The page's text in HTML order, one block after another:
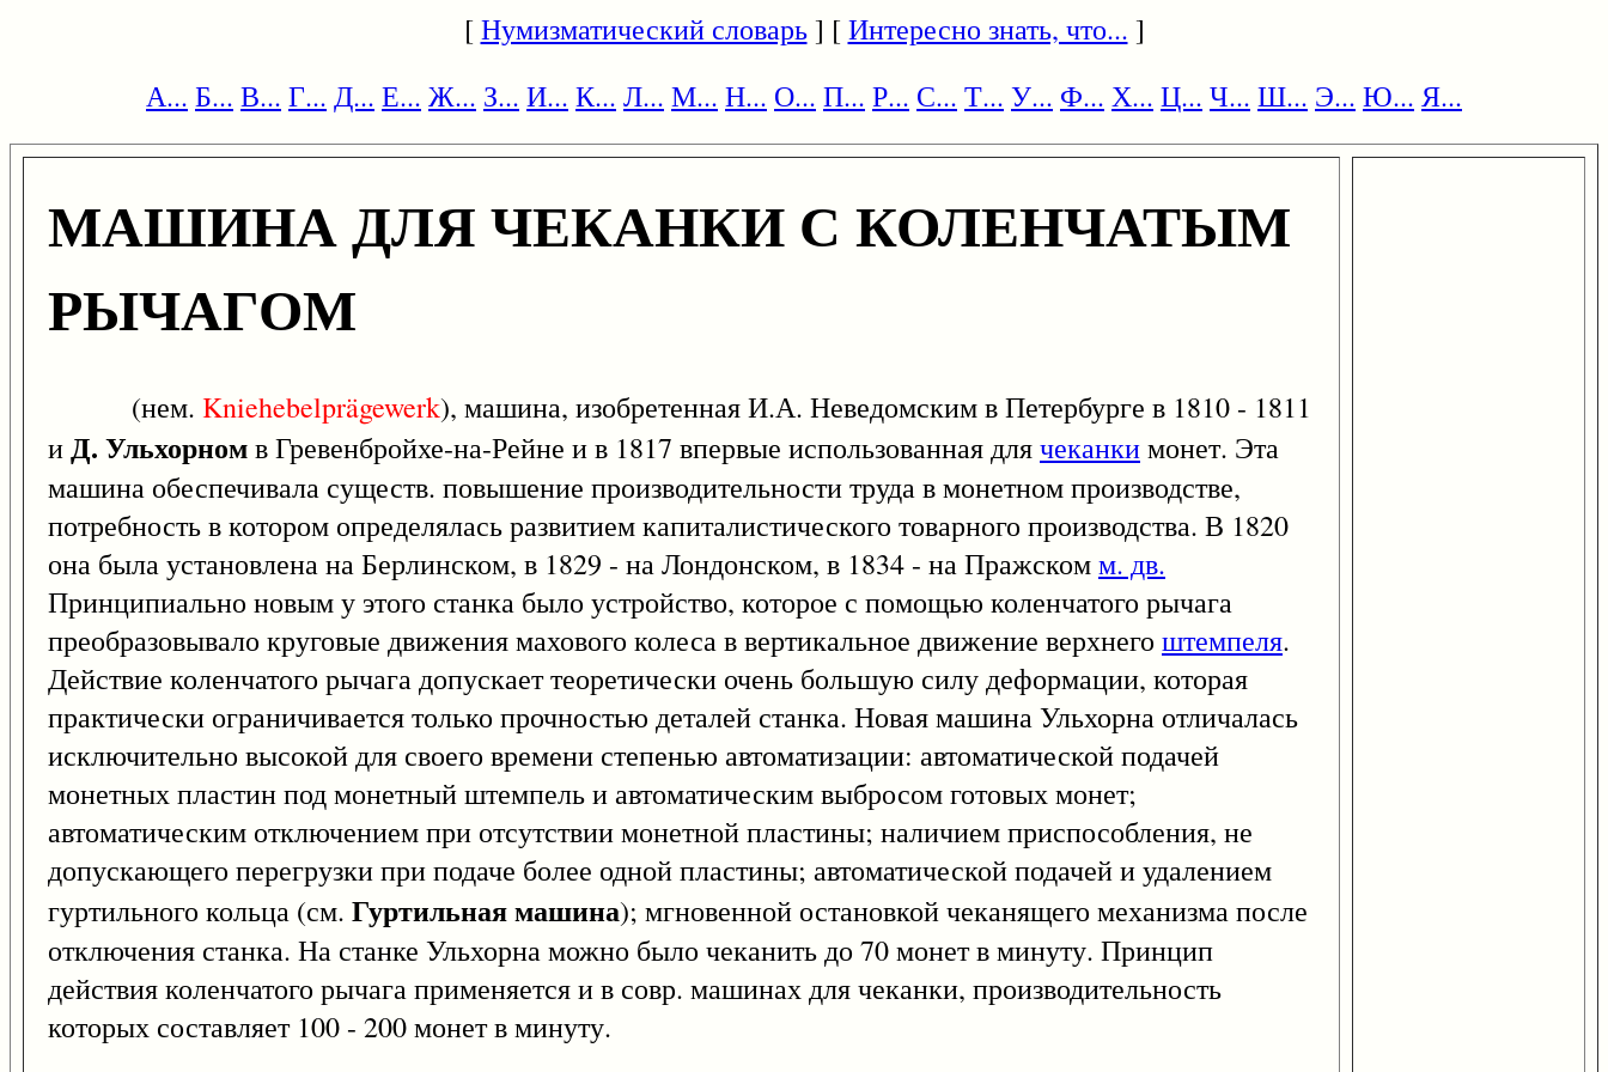
[Нумизматический словарь] [Интересно знать, что... ]
А... Б... В... Г... Д... Е... Ж... З... И... К... Л... М... Н... О... П... Р... С... Т... У... Ф... Х... Ц... Ч... Ш... Э... Ю... Я...
МАШИНА ДЛЯ ЧЕКАНКИ С КОЛЕНЧАТЫМ
РЫЧАГОМ
(нем. Kniehebelprägewerk), машина, изобретенная И.А. Неведомским в Петербурге в 1810 - 1811
иД. Ульхорномв Гревенбройхе-на-Рейне и в 1817 впервые использованная длячеканкимонет. Эта
машина обеспечивала существ. повышение производительности труда в монетном производстве,
потребность в котором определялась развитием капиталистического товарного производства. В 1820
она была установлена на Берлинском, в 1829 - на Лондонском, в 1834 - на Пражскомм. дв.
Принципиально новым у этого станка было устройство, которое с помощью коленчатого рычага
преобразовывало круговые движения махового колеса в вертикальное движение верхнего штемпеля.
Действие коленчатого рычага допускает теоретически очень большую силу деформации, которая
практически ограничивается только прочностью деталей станка. Новая машина Ульхорна отличалась
исключительно высокой для своего времени степенью автоматизации: автоматической подачей
монетных пластин под монетный штемпель и автоматическим выбросом готовых монет;
автоматическим отключением при отсутствии монетной пластины; наличием приспособления, не
допускающего перегрузки при подаче более одной пластины; автоматической подачей и удалением
гуртильного кольца (см. Гуртильная машина); мгновенной остановкой чеканящего механизма после
отключения станка. На станке Ульхорна можно было чеканить до 70 монет в минуту. Принцип
действия коленчатого рычага применяется и в совр. машинах для чеканки, производительность
которых составляет 100 - 200 монет в минуту.